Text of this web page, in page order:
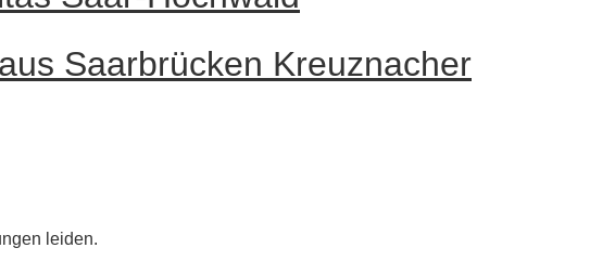
Saarbrücken Kreuznacher
leiden.